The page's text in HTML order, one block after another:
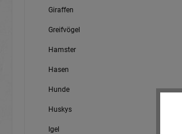
Giraffen
Greifvögel
Hamster
Hasen
Hunde
Huskys
Igel